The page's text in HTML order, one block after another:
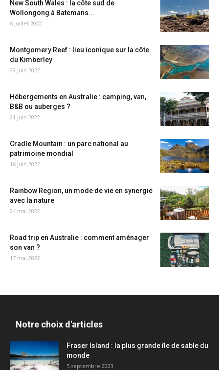
New South Wales : la côte sud de
Wollongong à Batemans...
6 juillet 2022
Montgomery Reef : lieu iconique sur la côte
du Kimberley
29 juin 2022
Hébergements en Australie : camping, van,
B&B ou auberges ?
21 juin 2022
Cradle Mountain : un parc national au
patrimoine mondial
16 juin 2022
Rainbow Region, un mode de vie en synergie
avec la nature
24 mai 2022
Road trip en Australie : comment aménager
son van ?
17 mai 2022
Notre choix d'articles
Fraser Island : la plus grande île de sable du
monde
5 septembre 2023